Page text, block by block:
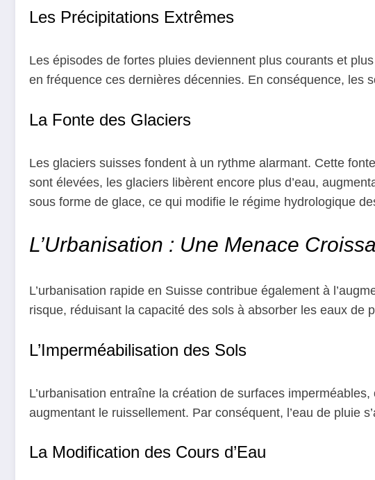
Les Précipitations Extrêmes
Les épisodes de fortes pluies deviennent plus courants et
en fréquence ces dernières décennies. En conséquence, les
La Fonte des Glaciers
Les glaciers suisses fondent à un rythme alarmant. Cette
sont élevées, les glaciers libèrent encore plus d’eau,
sous forme de glace, ce qui modifie le régime hydrologique
L’Urbanisation : Une Menace
L’urbanisation rapide en Suisse contribue également à
risque, réduisant la capacité des sols à absorber les eaux de
L’Imperméabilisation des Sols
L’urbanisation entraîne la création de surfaces
augmentant le ruissellement. Par conséquent, l’eau de pluie
La Modification des Cours d’Eau